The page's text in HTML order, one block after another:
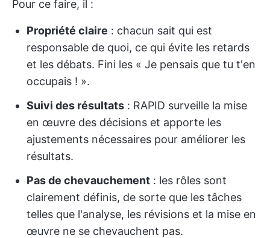
Pour ce faire, il :
Propriété claire : chacun sait qui est
responsable de quoi, ce qui évite les retards
et les débats. Fini les « Je pensais que tu t'en
occupais ! ».
Suivi des résultats : RAPID surveille la mise
en œuvre des décisions et apporte les
ajustements nécessaires pour améliorer les
résultats.
Pas de chevauchement : les rôles sont
clairement définis, de sorte que les tâches
telles que l'analyse, les révisions et la mise en
œuvre ne se chevauchent pas.